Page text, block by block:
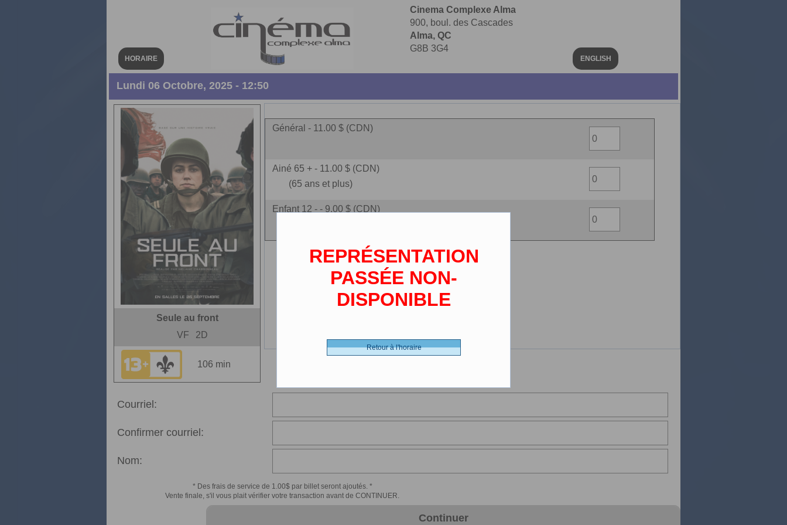
HORAIRE
Cinema Complexe Alma
900, boul. des Cascades
Alma, QC
G8B 3G4
ENGLISH
Lundi 06 Octobre, 2025 - 12:50
Seule au front
VF
2D
106 min
Général - 11.00 $ (CDN)
Ainé 65 + - 11.00 $ (CDN)
(65 ans et plus)
Enfant 12 - - 9.00 $ (CDN)
Courriel:
Confirmer courriel:
Nom:
* Des frais de service de 1.00$ par billet seront ajoutés. *
Vente finale, s'il vous plait vérifier votre transaction avant de CONTINUER.
Continuer
REPRÉSENTATION
PASSÉE NON-
DISPONIBLE
Retour à l'horaire